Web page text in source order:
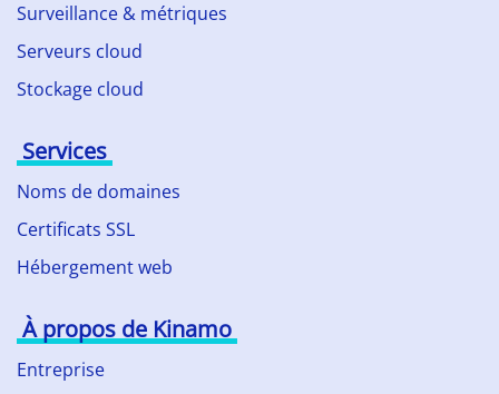
Surveillance & métriques
Serveurs cloud
Stockage cloud
Services
Noms de domaines
Certificats SSL
Hébergement web
À propos de Kinamo
Entreprise